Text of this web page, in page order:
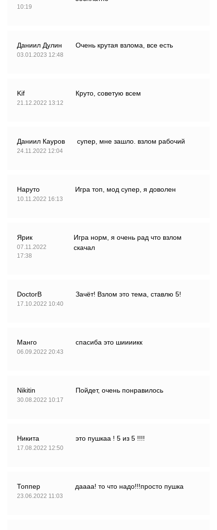
10:19
Даниил Дулин
03.01.2023 12:48
Очень крутая взлома, все есть
Kif
21.12.2022 13:12
Круто, советую всем
Даниил Кауров
24.11.2022 12:04
супер, мне зашло. взлом рабочий
Наруто
10.11.2022 16:13
Игра топ, мод супер, я доволен
Ярик
07.11.2022
17:38
Игра норм, я очень рад что взлом
скачал
DoctorВ
17.10.2022 10:40
Зачёт! Взлом это тема, ставлю 5!
Манго
06.09.2022 20:43
спасиба это шиииикк
Nikitin
30.08.2022 10:17
Пойдет, очень понравилось
Никита
17.08.2022 12:50
это пушкаа ! 5 из 5 !!!!
Топпер
23.06.2022 11:03
даааа! то что надо!!!просто пушка